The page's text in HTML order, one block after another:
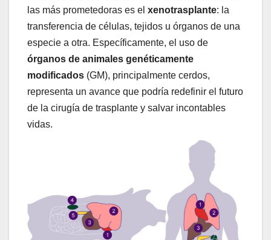
las más prometedoras es el xenotrasplante: la
transferencia de células, tejidos u órganos de una
especie a otra. Específicamente, el uso de
órganos de animales genéticamente
modificados (GM), principalmente cerdos,
representa un avance que podría redefinir el futuro
de la cirugía de trasplante y salvar incontables
vidas.